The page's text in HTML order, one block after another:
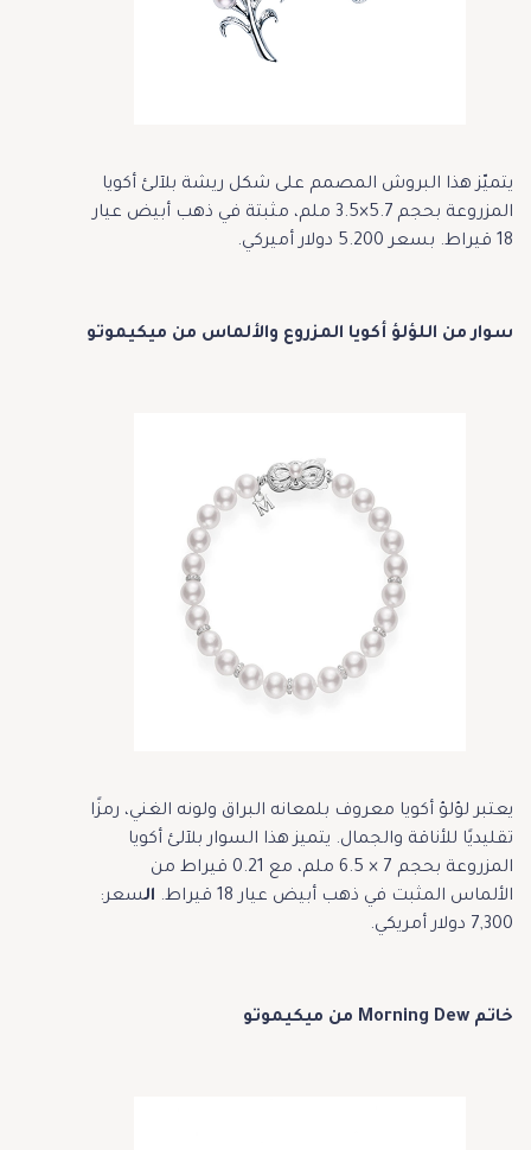
يتميّز هذا البروش المصمم على شكل ريشة بلآلئ أكويا
المزروعة بحجم 5.7×3.5 ملم، مثبتة في ذهب أبيض عيار
18 قيراط. بسعر 5.200 دولار أميركي.
سوار من اللؤلؤ أكويا المزروع والألماس من ميكيموتو
يعتبر لؤلؤ أكويا معروف بلمعانه البراق ولونه الغني، رمزًا
تقليديًا للأناقة والجمال. يتميز هذا السوار بلآلئ أكويا
المزروعة بحجم 7 × 6.5 ملم، مع 0.21 قيراط من
الألماس المثبت في ذهب أبيض عيار 18 قيراط.
ال سعر:
7,300 دولار أمريكي.
خاتم Morning Dew من ميكيموتو